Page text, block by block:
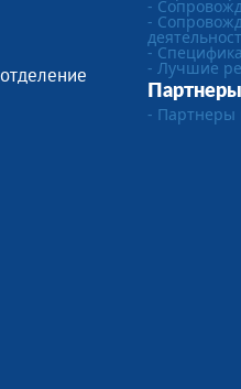
-
-
-
- Лучшие
- Партнеры